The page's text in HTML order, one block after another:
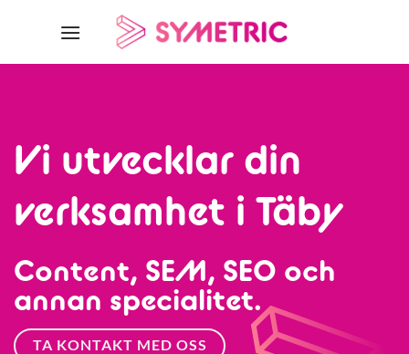
Vi utvecklar din
verksamhet i Täby
Content, SEM, SEO och
annan specialitet.
TA KONTAKT MED OSS